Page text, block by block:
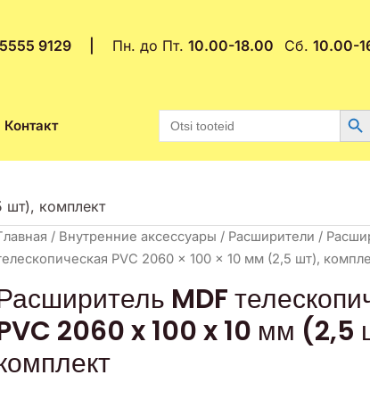
5555 9129 | Пн. до Пт. 10.00-18.00 Сб. 10.00-
Контакт
Search
for:
Search
шт), комплект
/ Внутренние аксессуары / Расширители /
PVC 2060 x 100 x 10 мм (2,5 шт),
MDF
2060 x 100 x 10 мм (2,5
MDF